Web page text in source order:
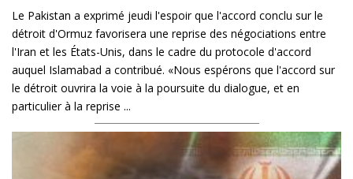
Le Pakistan a exprimé jeudi l'espoir que l'accord conclu sur le
détroit d'Ormuz favorisera une reprise des négociations entre
l'Iran et les États-Unis, dans le cadre du protocole d'accord
auquel Islamabad a contribué. «Nous espérons que l'accord sur
le détroit ouvrira la voie à la poursuite du dialogue, et en
particulier à la reprise ...